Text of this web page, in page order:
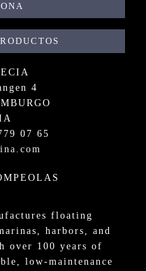
4
07 65
floating
, harbors, and
over 100 years of
low-maintenance